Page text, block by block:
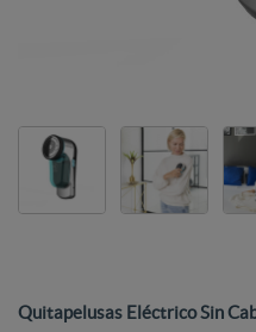
Quitapelusas Eléctrico Sin